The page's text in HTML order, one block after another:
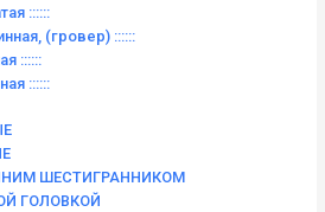
::::::
(гровер) ::::::
::::::
::::::
ШЕСТИГРАННИКОМ
ГОЛОВКОЙ